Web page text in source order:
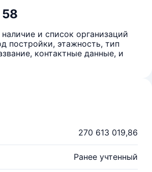
58
и список организаций
постройки, этажность, тип
контактные данные, и
270 613 019,86
Ранее учтенный